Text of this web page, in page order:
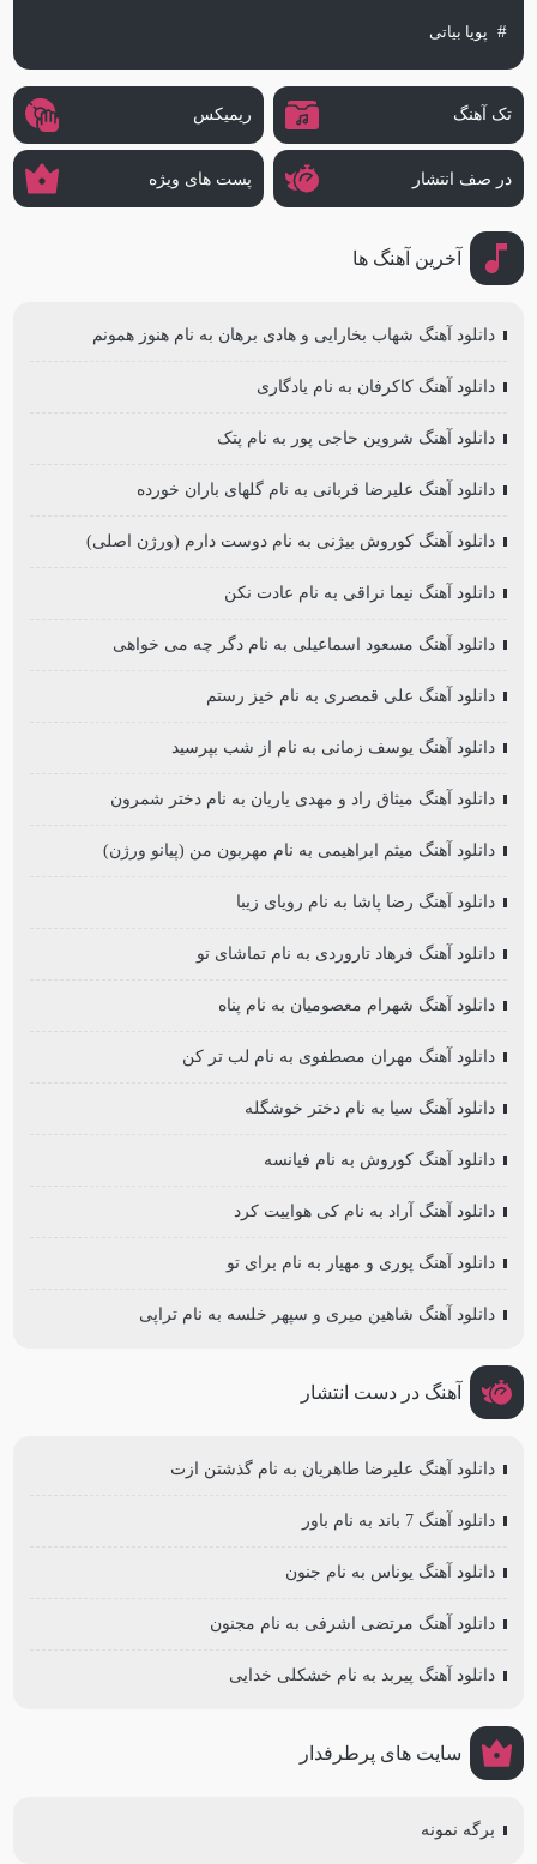
پویا بیاتی
تک آهنگ ریمیکس
در صف انتشار پست های ویژه
آخرین آهنگ ها
دانلود آهنگ شهاب بخارایی و هادی برهان به نام هنوز همونم
دانلود آهنگ کاکرفان به نام یادگاری
دانلود آهنگ شروین حاجی پور به نام پتک
دانلود آهنگ علیرضا قربانی به نام گلهای باران خورده
دانلود آهنگ کوروش بیژنی به نام دوست دارم (ورژن اصلی)
دانلود آهنگ نیما نراقی به نام عادت نکن
دانلود آهنگ مسعود اسماعیلی به نام دگر چه می خواهی
دانلود آهنگ علی قمصری به نام خیز رستم
دانلود آهنگ یوسف زمانی به نام از شب بپرسید
دانلود آهنگ میثاق راد و مهدی یاریان به نام دختر شمرون
دانلود آهنگ میثم ابراهیمی به نام مهربون من (پیانو ورژن)
دانلود آهنگ رضا پاشا به نام رویای زیبا
دانلود آهنگ فرهاد تاروردی به نام تماشای تو
دانلود آهنگ شهرام معصومیان به نام پناه
دانلود آهنگ مهران مصطفوی به نام لب تر کن
دانلود آهنگ سیا به نام دختر خوشگله
دانلود آهنگ کوروش به نام فیانسه
دانلود آهنگ آراد به نام کی هواییت کرد
دانلود آهنگ پوری و مهیار به نام برای تو
دانلود آهنگ شاهین میری و سپهر خلسه به نام تراپی
آهنگ در دست انتشار
دانلود آهنگ علیرضا طاهریان به نام گذشتن ازت
دانلود آهنگ 7 باند به نام باور
دانلود آهنگ یوناس به نام جنون
دانلود آهنگ مرتضی اشرفی به نام مجنون
دانلود آهنگ پیربد به نام خشکلی خدایی
سایت های پرطرفدار
برگه نمونه